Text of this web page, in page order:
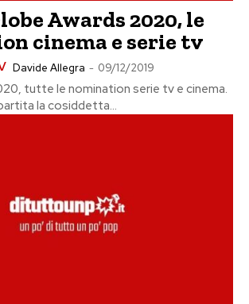
Awards 2020, le
cinema e serie tv
Davide Allegra - 09/12/2019
tutte le nomination serie tv e cinema.
la cosiddetta...